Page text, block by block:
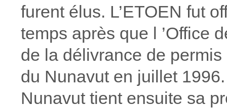
furent élus. L’ETOEN fut
temps après que l ’Office
de la délivrance de permis
du Nunavut en juillet
Nunavut tient ensuite sa